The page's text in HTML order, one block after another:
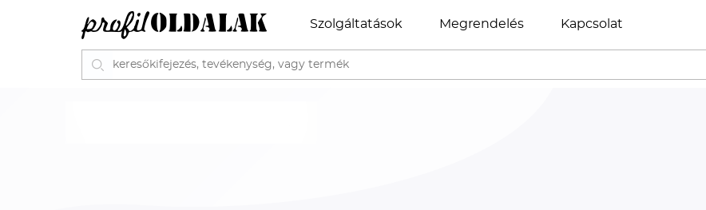
Szolgáltatások Megrendelés Kapcsolat